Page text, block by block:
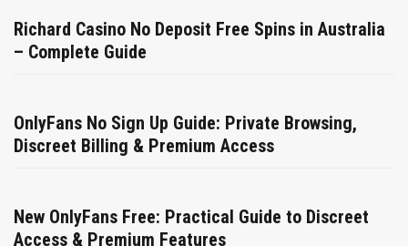
Richard Casino No Deposit Free Spins in Australia
– Complete Guide
OnlyFans No Sign Up Guide: Private Browsing,
Discreet Billing & Premium Access
New OnlyFans Free: Practical Guide to Discreet
Access & Premium Features